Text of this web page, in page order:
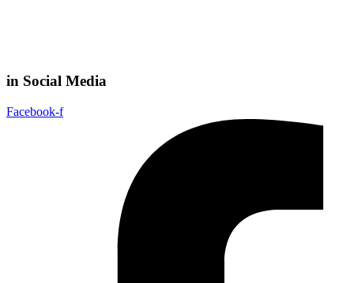
in Social Media
Facebook-f